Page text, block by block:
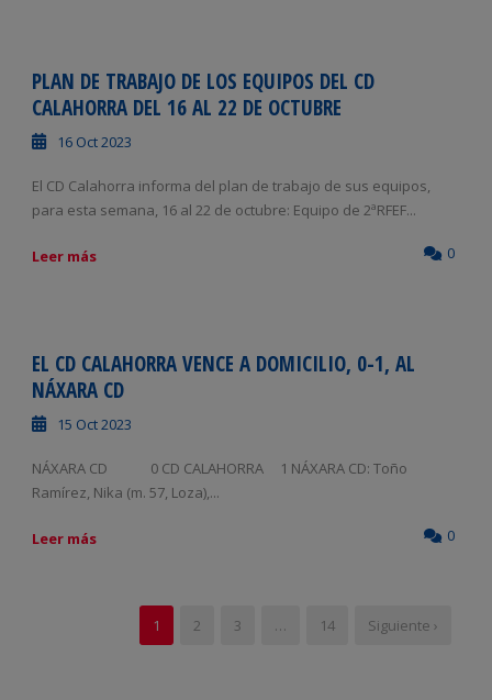
PLAN DE TRABAJO DE LOS EQUIPOS DEL CD
CALAHORRA DEL 16 AL 22 DE OCTUBRE
16 Oct 2023
El CD Calahorra informa del plan de trabajo de sus equipos,
para esta semana, 16 al 22 de octubre: Equipo de 2ªRFEF...
Leer más 0
EL CD CALAHORRA VENCE A DOMICILIO, 0-1, AL
NÁXARA CD
15 Oct 2023
NÁXARA CD 0 CD CALAHORRA 1 NÁXARA CD: Toño
Ramírez, Nika (m. 57, Loza),...
Leer más 0
1 2 3 … 14 Siguiente ›